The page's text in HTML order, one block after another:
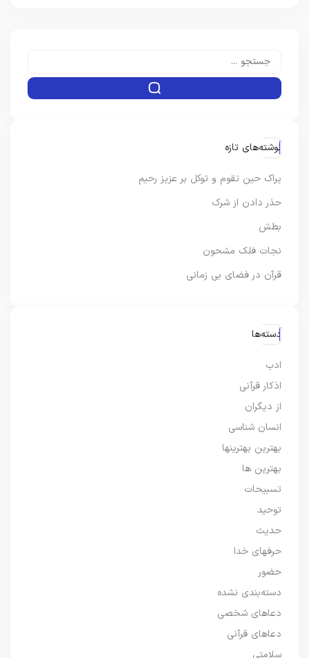
نوشته‌های تازه
یراک حین تقوم و توکل بر عزیز رحیم
حذر دادن از شرک
بطش
نجات فلک مشحون
قرآن در فضای بی زمانی
دسته‌ها
ادب
اذکار قرآنی
از دیگران
انسان شناسی
بهترین بهترینها
بهترین ها
تسبیحات
توحید
حدیث
حرفهای خدا
حضور
دسته‌بندی نشده
دعاهای شخصی
دعاهای قرآنی
سلامتی